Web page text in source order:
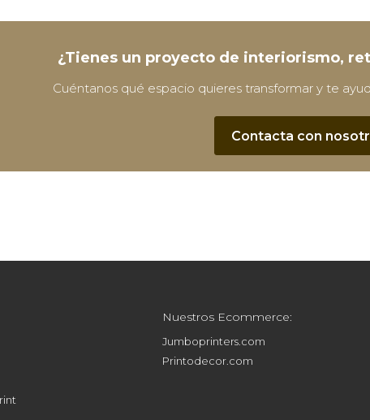
¿Tienes un proyecto de interiorismo,
Cuéntanos qué espacio quieres transformar y te
Contacta con
Nuestros Ecommerce:
Jumboprinters.com
Printodecor.com